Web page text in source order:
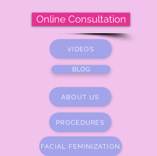
Online Consultation
VIDEOS
BLOG
ABOUT US
PROCEDURES
FACIAL FEMINIZATION